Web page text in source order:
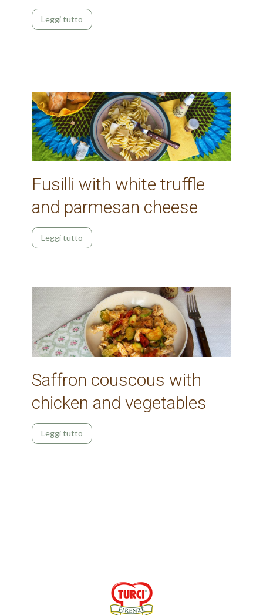
Leggi tutto
Fusilli with white truffle
and parmesan cheese
Leggi tutto
Saffron couscous with
chicken and vegetables
Leggi tutto